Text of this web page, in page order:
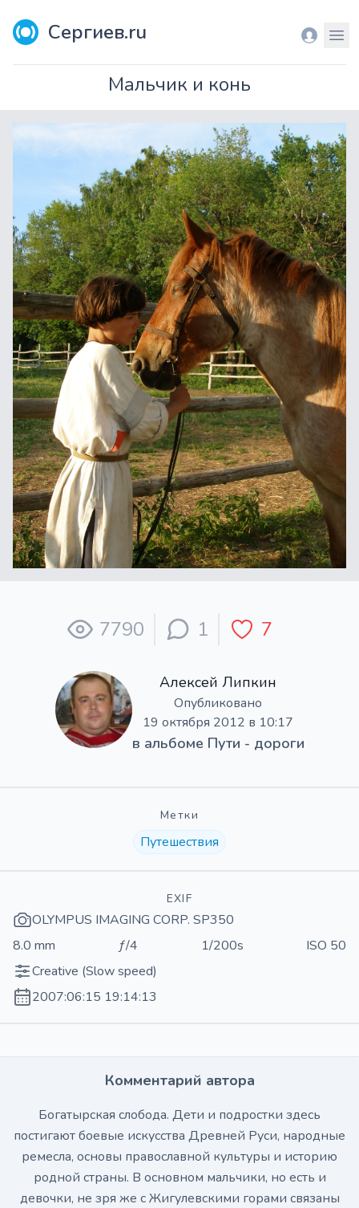
Сергиев.ru Вход
Мальчик и конь
7790 1 7
Алексей Липкин
Опубликовано
19 октября 2012 в 10:17
в альбоме Пути - дороги
Метки
Путешествия
EXIF
OLYMPUS IMAGING CORP. SP350
8.0 mm
ƒ/4 1/200s
ISO 50
Creative (Slow speed)
2007:06:15 19:14:13
Комментарий автора
Богатырская слобода. Дети и подростки здесь
постигают боевые искусства Древней Руси, народные
ремесла, основы православной культуры и историю
родной страны. В основном мальчики, но есть и
девочки, не зря же с Жигулевскими горами связаны